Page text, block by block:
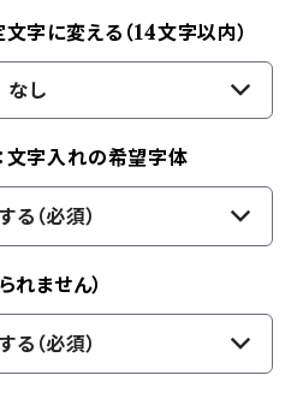
字に変える（14文字以内）
なし
文字入れの希望字体
る（必須）
れません）
る（必須）